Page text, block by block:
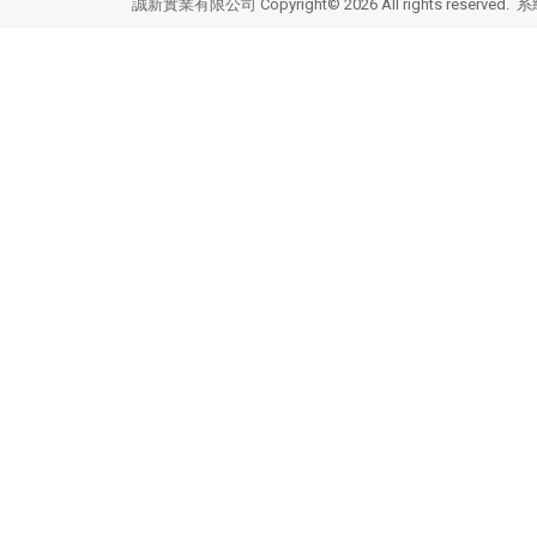
誠新實業有限公司 Copyright© 2026 All rights reserved. 系